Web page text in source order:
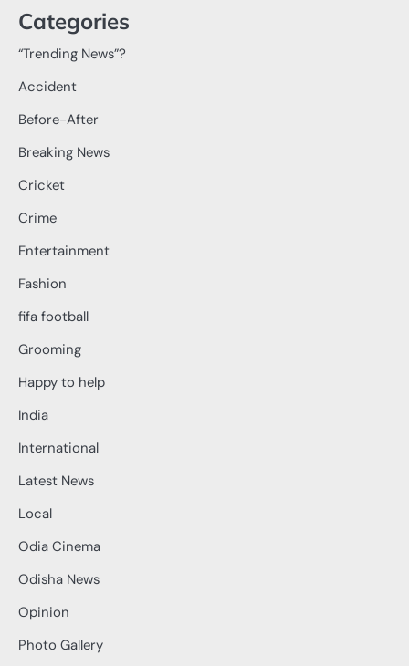
Categories
“Trending News”?
Accident
Before-After
Breaking News
Cricket
Crime
Entertainment
Fashion
fifa football
Grooming
Happy to help
India
International
Latest News
Local
Odia Cinema
Odisha News
Opinion
Photo Gallery